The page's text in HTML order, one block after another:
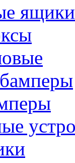
ящики